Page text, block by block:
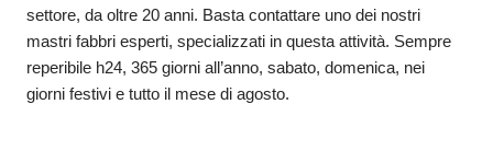
settore, da oltre 20 anni. Basta contattare uno dei nostri
mastri fabbri esperti, specializzati in questa attività. Sempre
reperibile h24, 365 giorni all’anno, sabato, domenica, nei
giorni festivi e tutto il mese di agosto.